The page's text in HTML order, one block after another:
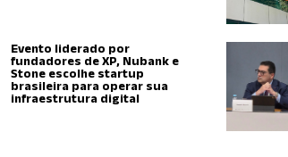
Evento liderado por
fundadores de XP, Nubank e
Stone escolhe startup
brasileira para operar sua
infraestrutura digital